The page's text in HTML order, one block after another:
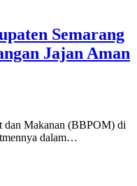
Semarang
Jajan Aman
dan Makanan (BBPOM) di
dalam…